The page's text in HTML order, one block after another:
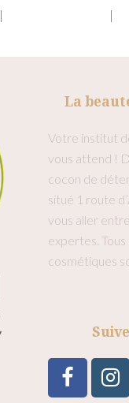
| |
La
Votre institut
vous attend !
cocon de
situé 1 route
vous aller
expertes.
cosmétiques